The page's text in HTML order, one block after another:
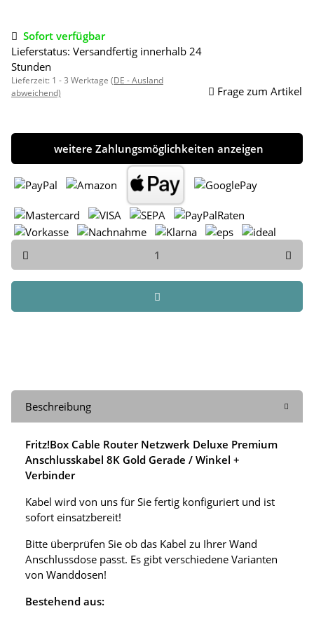
Sofort verfügbar
Lieferstatus: Versandfertig innerhalb 24
Stunden
Lieferzeit: 1 - 3 Werktage (DE - Ausland
abweichend)
Frage zum Artikel
weitere Zahlungsmöglichkeiten anzeigen
Beschreibung
Fritz!Box Cable Router Netzwerk Deluxe Premium
Anschlusskabel 8K Gold Gerade / Winkel +
Verbinder
Kabel wird von uns für Sie fertig konfiguriert und ist
sofort einsatzbereit!
Bitte überprüfen Sie ob das Kabel zu Ihrer Wand
Anschlussdose passt. Es gibt verschiedene Varianten
von Wanddosen!
Bestehend aus: